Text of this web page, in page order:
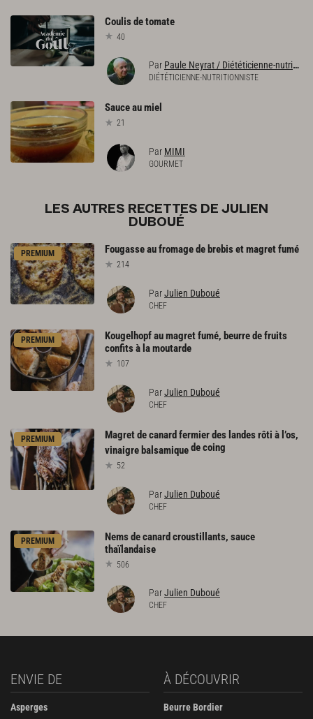
Coulisdetomate
40
Par Paule Neyrat / Diététicienne-nutritionniste
DIÉTÉTICIENNE-NUTRITIONNISTE
Sauceaumiel
21
Par MIMI
GOURMET
LES AUTRES RECETTES DE JULIEN
DUBOUÉ
PREMIUM Fougasseaufromagede brebisetmagretfumé
214
ParJulien Duboué
CHEF
PREMIUM Kougelhopfaumagretfumé, beurredefruits
confitsà lamoutarde
107
ParJulien Duboué
CHEF
PREMIUM
Magret de canard fermier des landes rôti à l’os,
vinaigre balsamiquede coing
52
ParJulien Duboué
CHEF
PREMIUM Nemsdecanard croustillants, sauce
thaïlandaise
506
ParJulien Duboué
CHEF
ENVIE DE
Asperges
À DÉCOUVRIR
Beurre Bordier